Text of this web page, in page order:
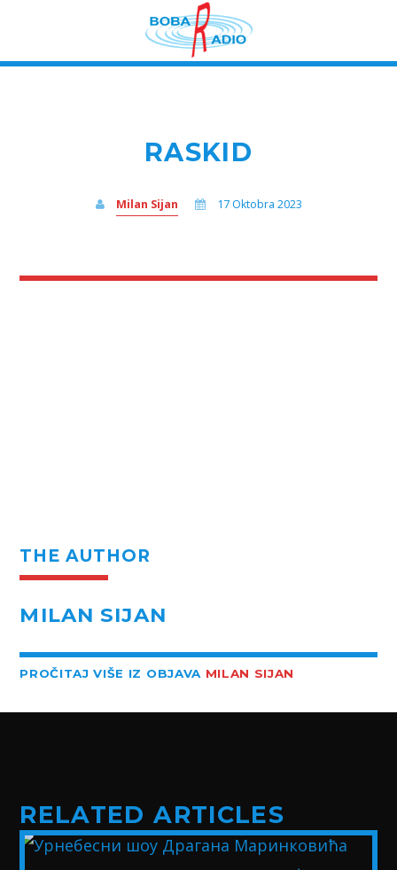
RASKID
Milan Sijan 17 Oktobra 2023
THE AUTHOR
MILAN SIJAN
PROČITAJ VIŠE IZ OBJAVA MILAN SIJAN
RELATED ARTICLES